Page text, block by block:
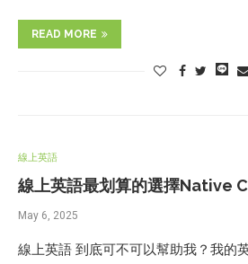
READ MORE
線上英語
線上英語最划算的選擇Native
May 6, 2025
線上英語 到底可不可以幫助我？我的